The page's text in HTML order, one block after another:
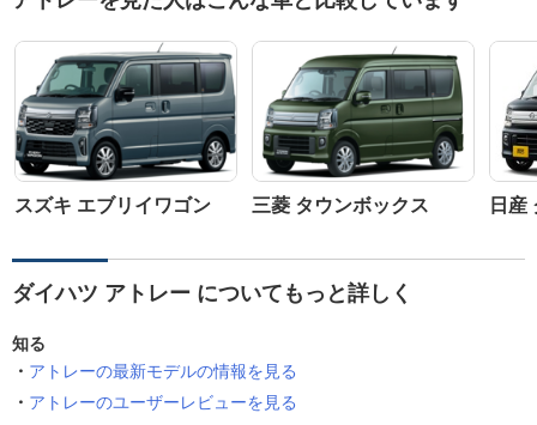
スズキ エブリイワゴン 三菱 タウンボックス 日産
ダイハツ アトレー についてもっと詳しく
知る
アトレーの最新モデルの情報を見る
アトレーのユーザーレビューを見る